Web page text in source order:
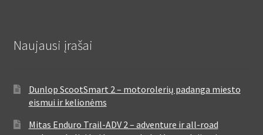
Naujausi įrašai
Dunlop ScootSmart 2 – motorolerių padanga miesto
eismui ir kelionėms
Mitas Enduro Trail-ADV 2 – adventure ir all-road